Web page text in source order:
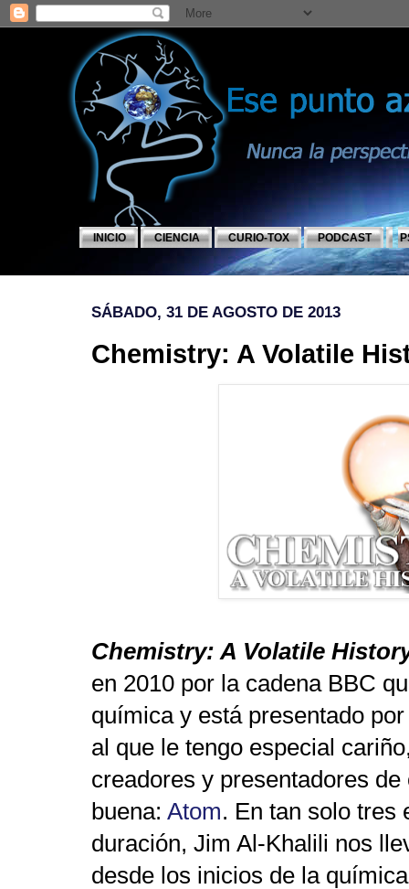
INICIO CIENCIA CURIO-TOX PODCAST
SÁBADO, 31 DE AGOSTO DE 2013
Chemistry: A Volatile
Chemistry: A Volatile
en 2010 por la cadena BBC
química y está presentado
al que le tengo especial
creadores y presentadores
buena: Atom. En tan solo tres
duración, Jim Al-Khalili nos
desde los inicios de la